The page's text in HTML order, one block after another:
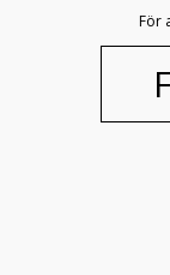
För